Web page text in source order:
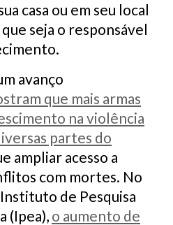
casa ou em seu local
seja o responsável
avanço
que mais armas
na violência
partes do
ampliar acesso a
com mortes. No
de Pesquisa
(Ipea),o aumento de